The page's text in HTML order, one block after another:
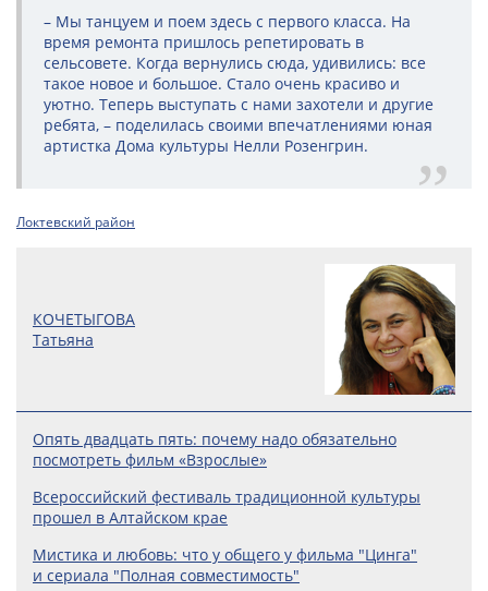
– Мы танцуем и поем здесь с первого класса. На
время ремонта пришлось репетировать в
сельсовете. Когда вернулись сюда, удивились: все
такое новое и большое. Стало очень красиво и
уютно. Теперь выступать с нами захотели и другие
ребята, – поделилась своими впечатлениями юная
артистка Дома культуры Нелли Розенгрин.
Локтевский район
КОЧЕТЫГОВА
Татьяна
Опять двадцать пять: почему надо обязательно
посмотреть фильм «Взрослые»
Всероссийский фестиваль традиционной культуры
прошел в Алтайском крае
Мистика и любовь: что у общего у фильма "Цинга"
и сериала "Полная совместимость"